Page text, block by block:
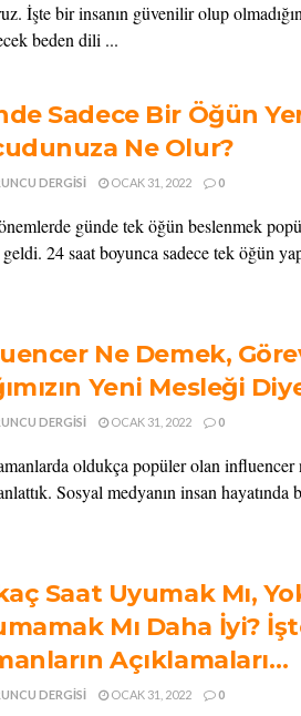
İşte bir insanın güvenilir olup
beden dili ...
Sadece Bir Öğün
Ne Olur?
DERGISI OCAK 31, 2022 0
günde tek öğün beslenmek
24 saat boyunca sadece tek öğün
Ne Demek,
Yeni Mesleği
DERGISI OCAK 31, 2022 0
oldukça popüler olan influencer
Sosyal medyanın insan hayatında
Saat Uyumak Mı,
Mı Daha İyi?
Açıklamaları…
DERGISI OCAK 31, 2022 0